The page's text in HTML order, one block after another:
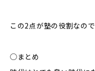
この2点が塾の役割なの
◯まとめ